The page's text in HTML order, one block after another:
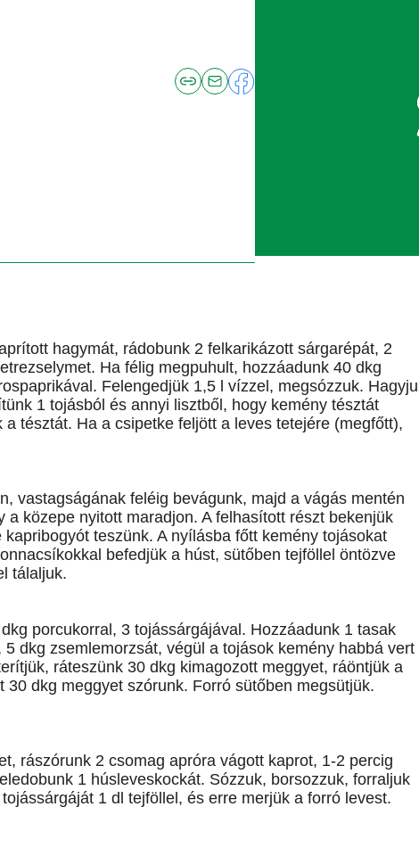
hagymát, rádobunk 2 felkarikázott sárgarépát, 2
Ha félig megpuhult, hozzáadunk 40 dkg
Felengedjük 1,5 l vízzel, megsózzuk.
1 tojásból és annyi lisztből, hogy kemény tésztát
tésztát. Ha a csipetke feljött a leves tetejére (megfőtt),
vastagságának feléig bevágunk, majd a vágás mentén
közepe nyitott maradjon. A felhasított részt bekenjük
teszünk. A nyílásba főtt kemény tojásokat
befedjük a húst, sütőben tejföllel öntözve
tálaljuk.
porcukorral, 3 tojássárgájával. Hozzáadunk 1 tasak
dkg zsemlemorzsát, végül a tojások kemény habbá vert
ráteszünk 30 dkg kimagozott meggyet, ráöntjük a
dkg meggyet szórunk. Forró sütőben megsütjük.
rászórunk 2 csomag apróra vágott kaprot, 1-2 percig
1 húsleveskockát. Sózzuk, borsozzuk, forraljuk
1 dl tejföllel, és erre merjük a forró levest.